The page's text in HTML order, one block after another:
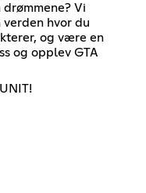
Vi
hvor du
og være en
og opplev GTA